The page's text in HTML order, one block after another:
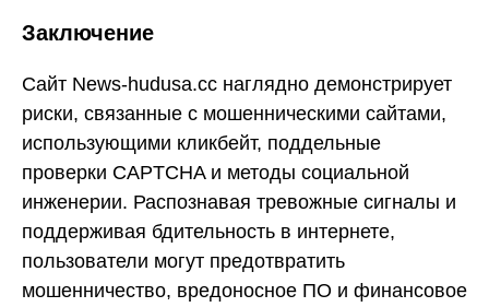
Заключение
Сайт News-hudusa.cc наглядно демонстрирует
риски, связанные с мошенническими сайтами,
использующими кликбейт, поддельные
проверки CAPTCHA и методы социальной
инженерии. Распознавая тревожные сигналы и
поддерживая бдительность в интернете,
пользователи могут предотвратить
мошенничество, вредоносное ПО и финансовое